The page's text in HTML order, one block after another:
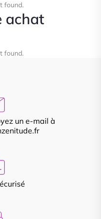
found.
achat
found.
un e-mail à